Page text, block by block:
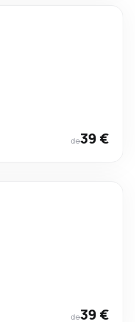
de39 €
de39 €